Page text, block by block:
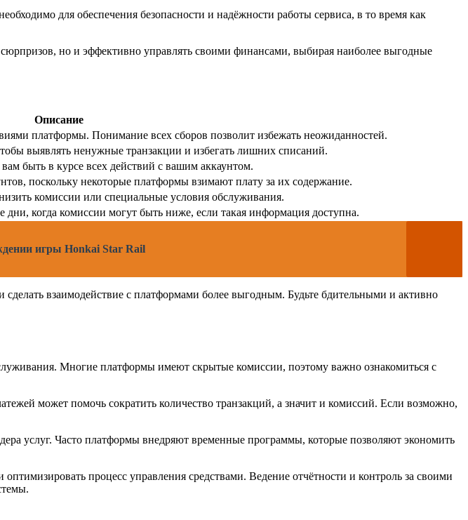
для обеспечения безопасности и надёжности работы сервиса, в то время как
но и эффективно управлять своими финансами, выбирая наиболее выгодные
Описание
платформы. Понимание всех сборов позволит избежать неожиданностей.
выявлять ненужные транзакции и избегать лишних списаний.
быть в курсе всех действий с вашим аккаунтом.
поскольку некоторые платформы взимают плату за их содержание.
комиссии или специальные условия обслуживания.
дни, когда комиссии могут быть ниже, если такая информация доступна.
игры Honkai Star Rail
взаимодействие с платформами более выгодным. Будьте бдительными и активно
Многие платформы имеют скрытые комиссии, поэтому важно ознакомиться с
может помочь сократить количество транзакций, а значит и комиссий. Если возможно,
услуг. Часто платформы внедряют временные программы, которые позволяют экономить
процесс управления средствами. Ведение отчётности и контроль за своими